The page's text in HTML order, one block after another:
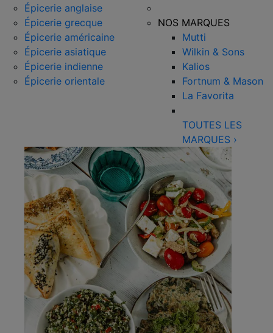
Épicerie anglaise
Épicerie grecque
Épicerie américaine
Épicerie asiatique
Épicerie indienne
Épicerie orientale
NOS MARQUES
Mutti
Wilkin & Sons
Kalios
Fortnum & Mason
La Favorita
TOUTES LES
MARQUES ›